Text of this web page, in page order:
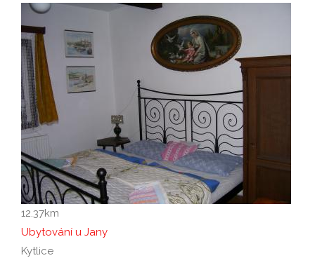
12.37km
Ubytování u Jany
Kytlice